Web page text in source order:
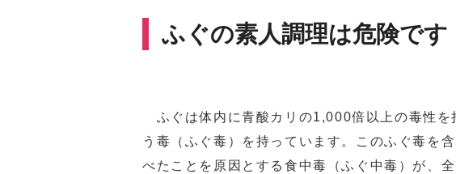
ふぐの素人調理は危険です
ふぐは体内に青酸カリの1,000倍以上の毒性を
う毒（ふぐ毒）を持っています。このふぐ毒を
べたことを原因とする食中毒（ふぐ中毒）が、